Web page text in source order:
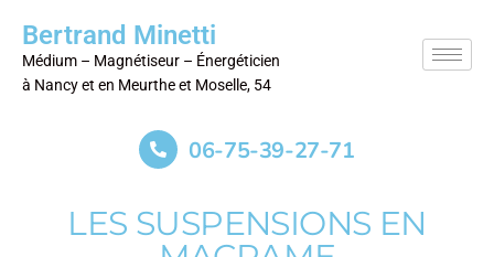
Bertrand Minetti
Médium – Magnétiseur – Énergéticien
à Nancy et en Meurthe et Moselle, 54
06-75-39-27-71
LES SUSPENSIONS EN